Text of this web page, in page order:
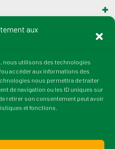
aux
nous utilisons des technologies
accéder aux informations des
nous permettra de traiter
de navigation ou les ID uniques sur
retirer son consentement peut avoir
et fonctions.